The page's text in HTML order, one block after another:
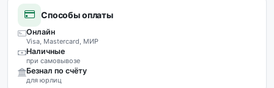
Способы оплаты
Онлайн
Visa, Mastercard, МИР
Наличные
при самовывозе
Безнал по счёту
для юрлиц